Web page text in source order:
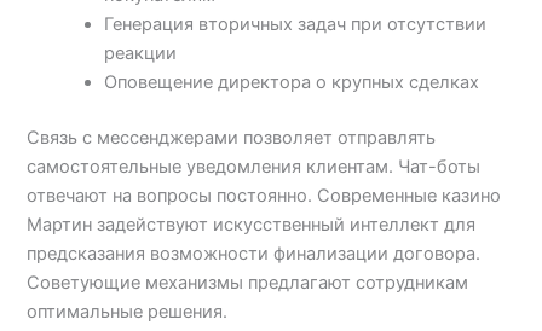
Генерация вторичных задач при отсутствии
реакции
Оповещение директора о крупных сделках
Связь с мессенджерами позволяет отправлять
самостоятельные уведомления клиентам. Чат-боты
отвечают на вопросы постоянно. Современные казино
Мартин задействуют искусственный интеллект для
предсказания возможности финализации договора.
Советующие механизмы предлагают сотрудникам
оптимальные решения.